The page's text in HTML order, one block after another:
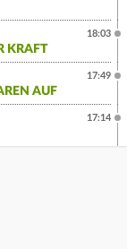
18:03
AUF
17:49
17:14